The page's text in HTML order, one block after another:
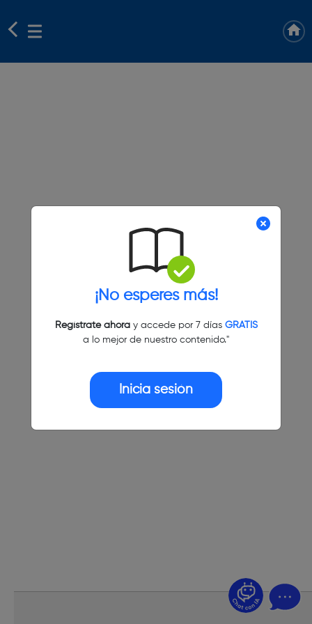
¡No esperes más!
Regístrate ahoray accede por 7 días GRATIS
a lo mejor de nuestro contenido."
Inicia sesión